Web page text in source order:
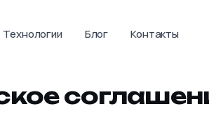
Технологии Блог Контакты